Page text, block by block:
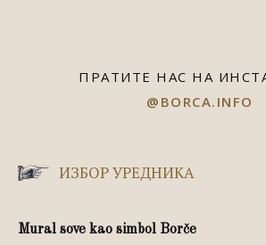
ПРАТИТЕ НАС НА
@BORCA.INFO
ИЗБОР УРЕДНИКА
Mural sove kao simbol Borče